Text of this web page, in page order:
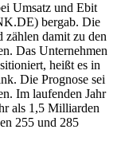
Umsatz und Ebit
bergab. Die
zählen damit zu den
Das Unternehmen
heißt es in
Die Prognose sei
Im laufenden Jahr
als 1,5 Milliarden
255 und 285